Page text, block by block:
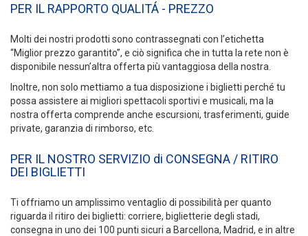
PER IL RAPPORTO QUALITÁ - PREZZO
Molti dei nostri prodotti sono contrassegnati con l’etichetta
“Miglior prezzo garantito”, e ciò significa che in tutta la rete non è
disponibile nessun’altra offerta più vantaggiosa della nostra.
Inoltre, non solo mettiamo a tua disposizione i biglietti perché tu
possa assistere ai migliori spettacoli sportivi e musicali, ma la
nostra offerta comprende anche escursioni, trasferimenti, guide
private, garanzia di rimborso, etc.
PER IL NOSTRO SERVIZIO di CONSEGNA / RITIRO
DEI BIGLIETTI
Ti offriamo un amplissimo ventaglio di possibilità per quanto
riguarda il ritiro dei biglietti: corriere, biglietterie degli stadi,
consegna in uno dei 100 punti sicuri a Barcellona, Madrid, e in altre